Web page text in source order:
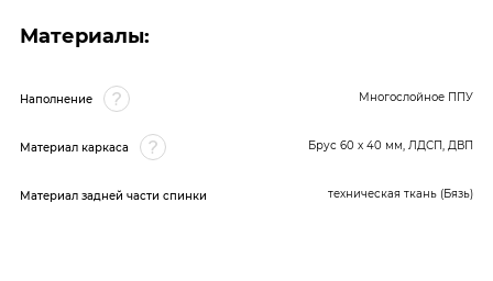
Материалы:
Наполнение Многослойное ППУ
Материал каркаса Брус 60 x 40 мм, ЛДСП, ДВП
Материал задней части спинки техническая ткань (Бязь)